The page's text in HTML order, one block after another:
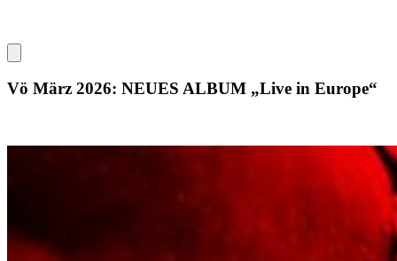
Vö März 2026: NEUES ALBUM „Live in Europe“